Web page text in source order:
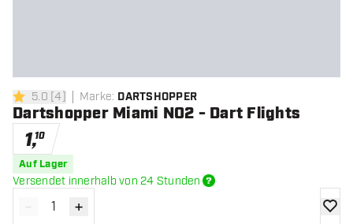
5 Bewertungssterne
5.0 [4] Marke: DARTSHOPPER
Dartshopper Miami NO2 - Dart Flights
1,10
Auf Lager
Versendet innerhalb von 24 Stunden
Menge verringern
- Menge erhöhen
+ Zur